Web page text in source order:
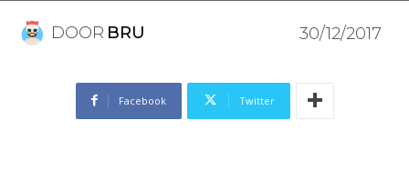
DOOR BRU 30/12/2017
Facebook Twitter